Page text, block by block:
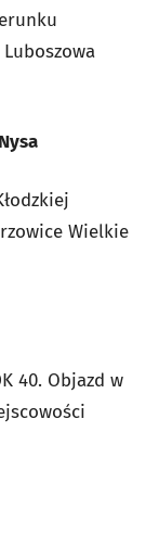
Wielkie
40. Objazd w